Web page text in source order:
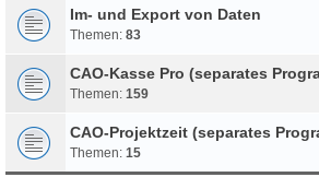
Im- und Export von Daten
Themen: 83
CAO-Kasse Pro (separates
Themen: 159
CAO-Projektzeit (separates
Themen: 15